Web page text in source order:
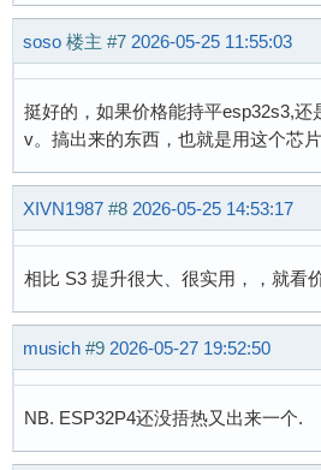
soso 楼主 #7 2026-05-25 11:55:03
挺好的，如果价格能持平esp32s3,还
v。搞出来的东西，也就是用这个芯
XIVN1987 #8 2026-05-25 14:53:17
相比 S3 提升很大、很实用，，就看
musich #9 2026-05-27 19:52:50
NB. ESP32P4还没捂热又出来一个.